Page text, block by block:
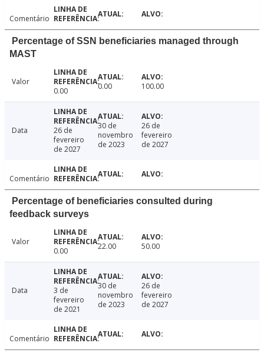
Comentário
Percentage of SSN beneficiaries managed through
MAST
Valor
0.00
0.00 100.00
Data
26 de
fevereiro
de 2027
30 de
novembro
de 2023
26 de
fevereiro
de 2027
Comentário
Percentage of beneficiaries consulted during
feedback surveys
Valor
0.00
22.00 50.00
Data
3 de
fevereiro
de 2021
30 de
novembro
de 2023
26 de
fevereiro
de 2027
Comentário